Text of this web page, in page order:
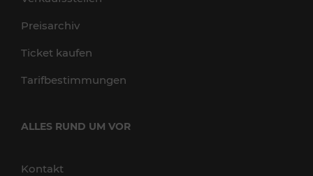
Preisarchiv
Ticket kaufen
Tarifbestimmungen
ALLES RUND UM VOR
Kontakt